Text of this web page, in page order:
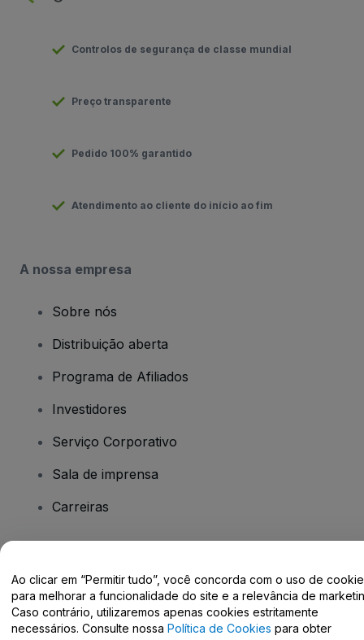
Controlos de segurança de classe mundial
Preço transparente
Pedido 100% garantido
Atendimento ao cliente do início ao fim
A nossa empresa
Sobre nós
Distribuição aberta
Programa de Afiliados
Investidores
Serviço Corporativo
Sala de imprensa
Carreiras
Centro de Ajuda / Fale Conosco
Ao clicar em “Permitir tudo”, você concorda com o uso de
para melhorar a funcionalidade do site e a relevância de
Caso contrário, utilizaremos apenas cookies estritamente
necessários. Consulte nossa Política de Cookies para obter